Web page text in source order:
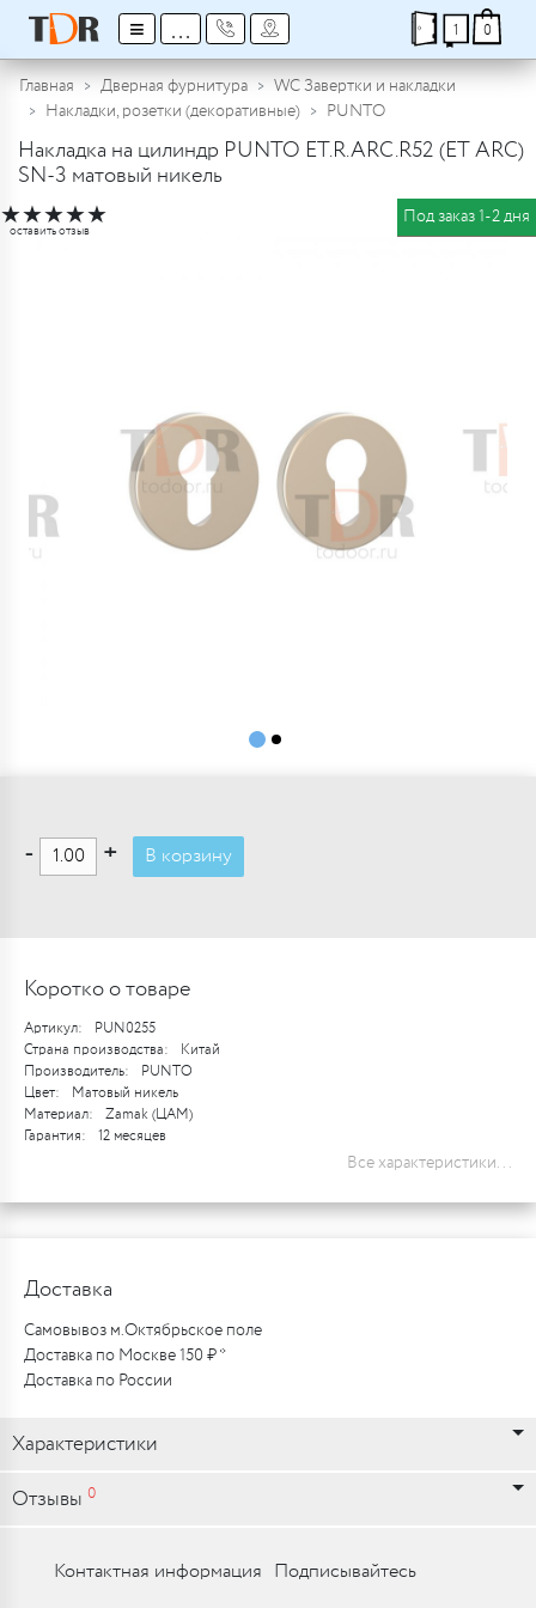
≡ ... 1 0
Главная Дверная фурнитура
WC Завертки и накладки
Накладки, розетки (декоративные)
PUNTO
Накладка на цилиндр PUNTO ET.R.ARC.R52 (ET ARC)
SN-3 матовый никель
★★★★★
оставить отзыв
Под заказ 1-2 дня
- + В корзину
Коротко о товаре
Артикул:
PUN0255
Страна производства:
Китай
Производитель:
PUNTO
Цвет:
Матовый никель
Материал:
Zamak (ЦАМ)
Гарантия:
12 месяцев
Все характеристики...
Доставка
Самовывоз м.Октябрьское поле
Доставка по Москве 150 ₽ *
Доставка по России
Характеристики
Отзывы 0
Контактная информация Подписывайтесь